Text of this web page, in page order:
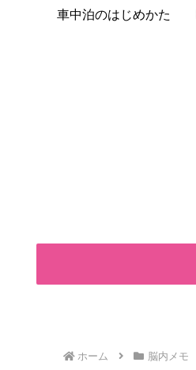
車中泊のはじめかた
ホーム 脳内メモ